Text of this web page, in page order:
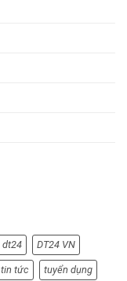
dt24 DT24 VN
tin tức tuyển dụng